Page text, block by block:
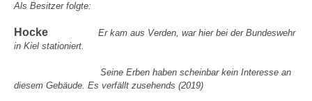
Als Besitzer folgte:
Hocke
Er kam aus Verden, war hier bei der Bundeswehr
in Kiel stationiert.
Seine Erben haben scheinbar kein Interesse an
diesem Gebäude. Es verfällt zusehends (2019)